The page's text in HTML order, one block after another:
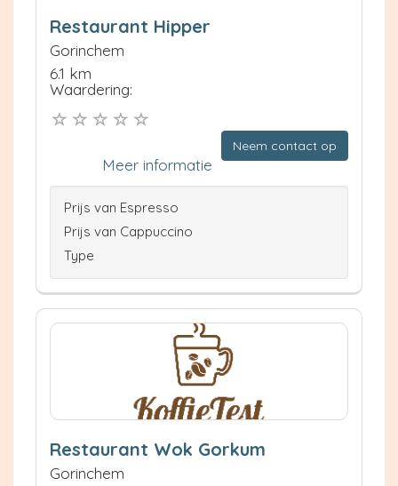
Restaurant Hipper
Gorinchem
6.1 km
Waardering:
Neem contact op
Meer informatie
Prijs van Espresso
Prijs van Cappuccino
Type
Restaurant Wok Gorkum
Gorinchem